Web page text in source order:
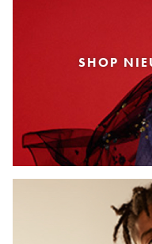
SHOP